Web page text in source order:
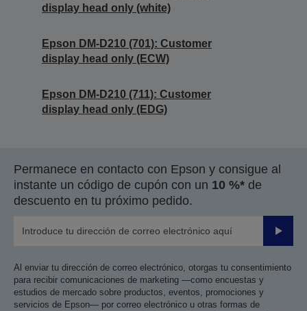
display head only (white)
Epson DM-D210 (701): Customer
display head only (ECW)
Epson DM-D210 (711): Customer
display head only (EDG)
Permanece en contacto con Epson y consigue al
instante un código de cupón con un 10 %* de
descuento en tu próximo pedido.
Enviar
Al enviar tu dirección de correo electrónico, otorgas tu consentimiento
para recibir comunicaciones de marketing —como encuestas y
estudios de mercado sobre productos, eventos, promociones y
servicios de Epson— por correo electrónico u otras formas de